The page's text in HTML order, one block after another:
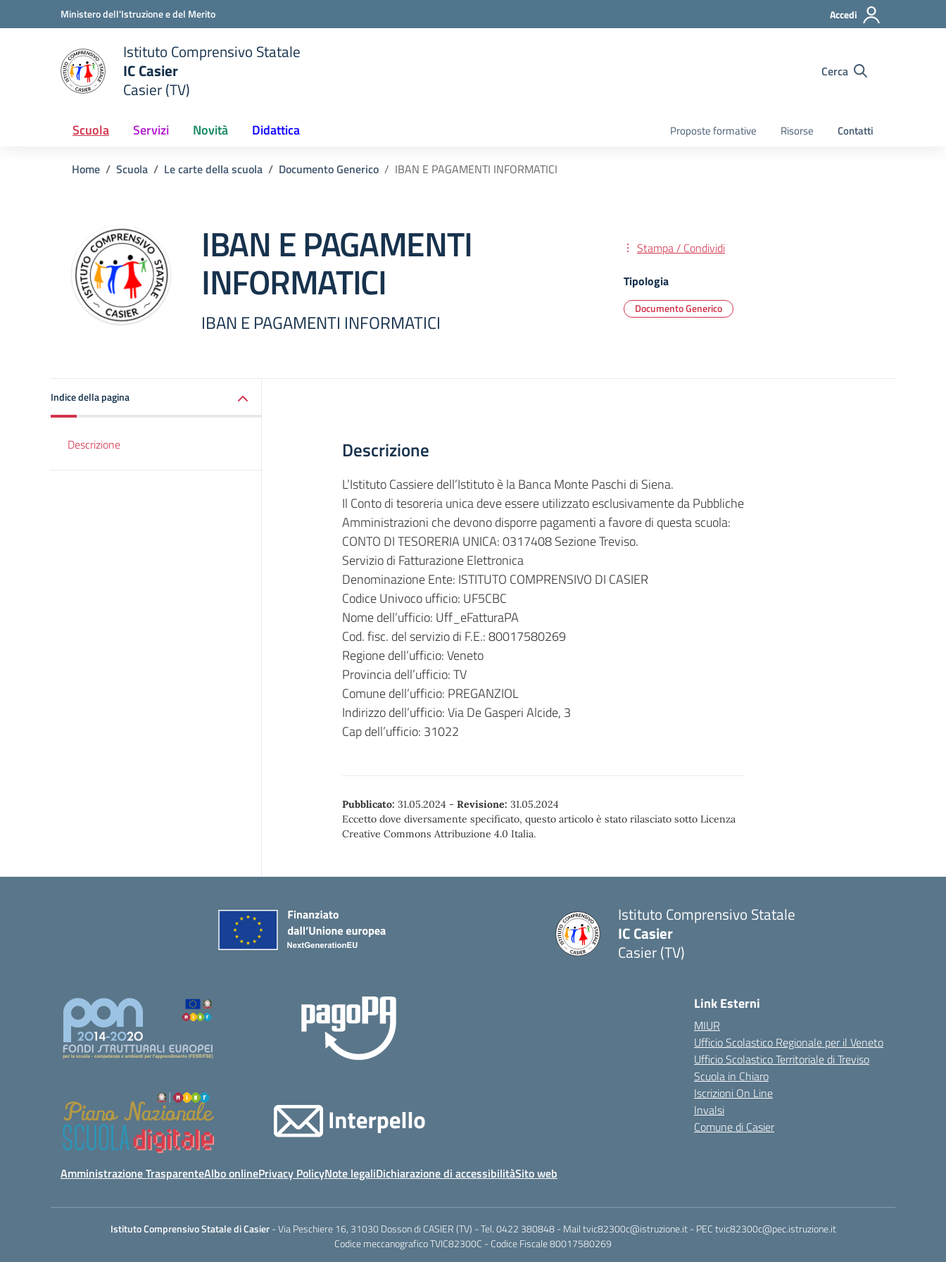
Vai ai contenuti
Vai al menu di navigazioneMinistero dell'Istruzione e del Merito Accedi
della scuola
Istituto Comprensivo Statale
IC Casier
Casier (TV)
Cerca
Scuola Servizi Novità Didattica Proposte formative Risorse Contatti
Home Scuola Le carte della scuola Documento Generico IBAN E PAGAMENTI INFORMATICI
IBAN E PAGAMENTI
INFORMATICI
IBAN E PAGAMENTI INFORMATICI
Stampa / Condividi
Tipologia
Documento Generico
Indice della pagina
Descrizione Descrizione
L’Istituto Cassiere dell’Istituto è la Banca Monte Paschi di Siena.
Il Conto di tesoreria unica deve essere utilizzato esclusivamente da Pubbliche
Amministrazioni che devono disporre pagamenti a favore di questa scuola:
CONTO DI TESORERIA UNICA: 0317408 Sezione Treviso.
Servizio di Fatturazione Elettronica
Denominazione Ente: ISTITUTO COMPRENSIVO DI CASIER
Codice Univoco ufficio: UF5CBC
Nome dell’ufficio: Uff_eFatturaPA
Cod. fisc. del servizio di F.E.: 80017580269
Regione dell’ufficio: Veneto
Provincia dell’ufficio: TV
Comune dell’ufficio: PREGANZIOL
Indirizzo dell’ufficio: Via De Gasperi Alcide, 3
Cap dell’ufficio: 31022
Pubblicato: 31.05.2024 - Revisione: 31.05.2024
Eccetto dove diversamente specificato, questo articolo è stato rilasciato sotto Licenza
Creative Commons Attribuzione 4.0 Italia.
Istituto Comprensivo Statale
IC Casier
Casier (TV)
Link Esterni
MIUR
Ufficio Scolastico Regionale per il Veneto
Ufficio Scolastico Territoriale di Treviso
Scuola in Chiaro
Iscrizioni On Line
Invalsi
Comune di Casier
Amministrazione TrasparenteAlbo onlinePrivacy PolicyNote legaliDichiarazione di accessibilitàSito web
Istituto Comprensivo Statale di Casier- Via Peschiere 16, 31030 Dosson di CASIER (TV) - Tel.0422 380848- Mailtvic82300c@istruzione.it- PECtvic82300c@pec.istruzione.it
Codice meccanografico TVIC82300C - Codice Fiscale 80017580269